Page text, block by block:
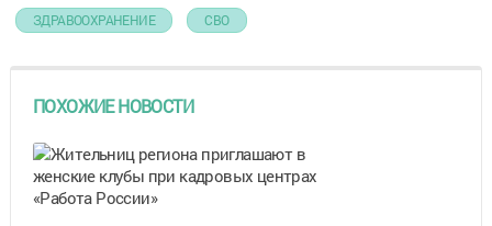
ЗДРАВООХРАНЕНИЕ СВО
ПОХОЖИЕ НОВОСТИ